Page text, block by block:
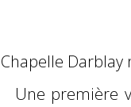
Chapelle
Une première